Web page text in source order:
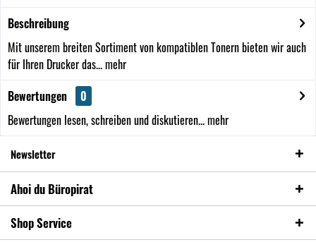
Beschreibung
Mit unserem breiten Sortiment von kompatiblen Tonern bieten wir auch
für Ihren Drucker das...mehr
Bewertungen
0
Bewertungen lesen, schreiben und diskutieren...mehr
Newsletter
Ahoi du Büropirat
Shop Service